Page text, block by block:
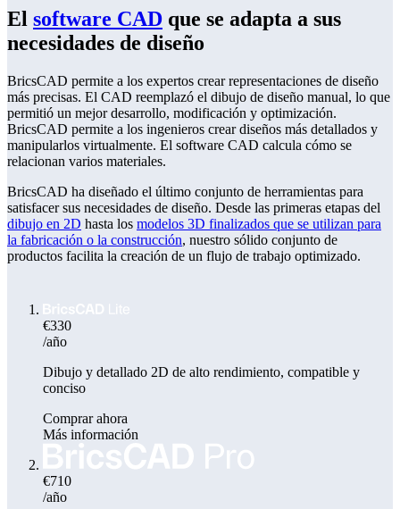
El software CAD que se adapta a sus
necesidades de diseño
BricsCAD permite a los expertos crear representaciones de diseño
más precisas. El CAD reemplazó el dibujo de diseño manual, lo que
permitió un mejor desarrollo, modificación y optimización.
BricsCAD permite a los ingenieros crear diseños más detallados y
manipularlos virtualmente. El software CAD calcula cómo se
relacionan varios materiales.
BricsCAD ha diseñado el último conjunto de herramientas para
satisfacer sus necesidades de diseño. Desde las primeras etapas del
dibujo en 2D hasta los modelos 3D finalizados que se utilizan para
la fabricación o la construcción, nuestro sólido conjunto de
productos facilita la creación de un flujo de trabajo optimizado.
€330
/año
Dibujo y detallado 2D de alto rendimiento, compatible y
conciso
Comprar ahora
Más información
€710
/año